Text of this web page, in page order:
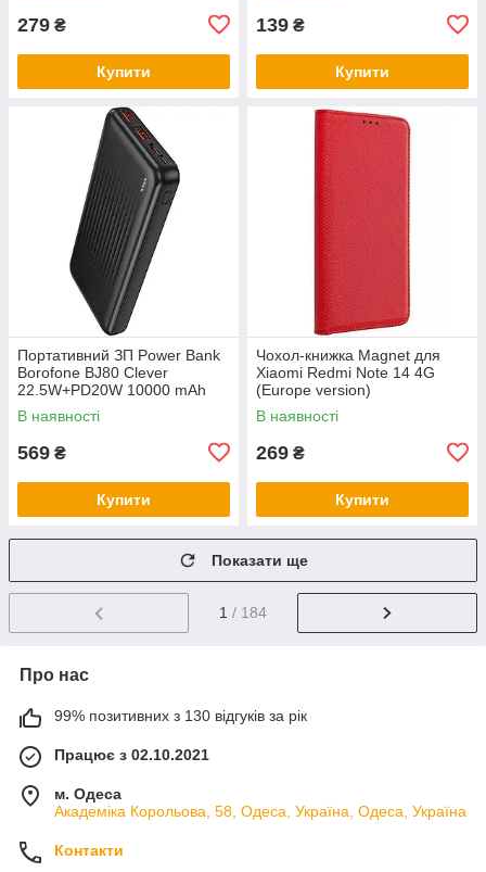
279 ₴
Купити
139 ₴
Купити
Портативний ЗП Power Bank
Borofone BJ80 Clever
22.5W+PD20W 10000 mAh
В наявності
569 ₴
Купити
Чохол-книжка Magnet для
Xiaomi Redmi Note 14 4G
(Europe version)
В наявності
269 ₴
Купити
Показати ще
1 / 184
Про нас
99% позитивних з 130 відгуків за рік
Працює з 02.10.2021
м. Одеса
Академіка Корольова, 58, Одеса, Україна, Одеса, Україна
Контакти